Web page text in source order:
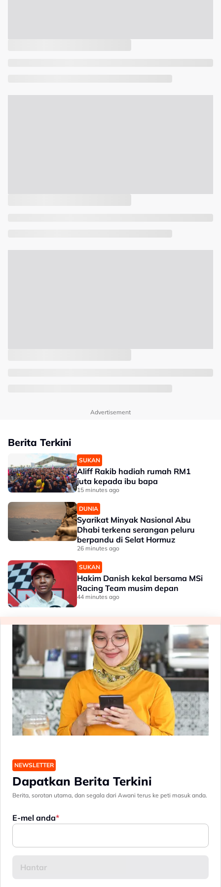
Advertisement
Berita Terkini
SUKAN
Aliff Rakib hadiah rumah RM1
juta kepada ibu bapa
15 minutes ago
DUNIA
Syarikat Minyak Nasional Abu
Dhabi terkena serangan peluru
berpandu di Selat Hormuz
26 minutes ago
SUKAN
Hakim Danish kekal bersama MSi
Racing Team musim depan
44 minutes ago
NEWSLETTER
Dapatkan Berita Terkini
Berita, sorotan utama, dan segala dari Awani terus ke peti masuk anda.
E-mel anda